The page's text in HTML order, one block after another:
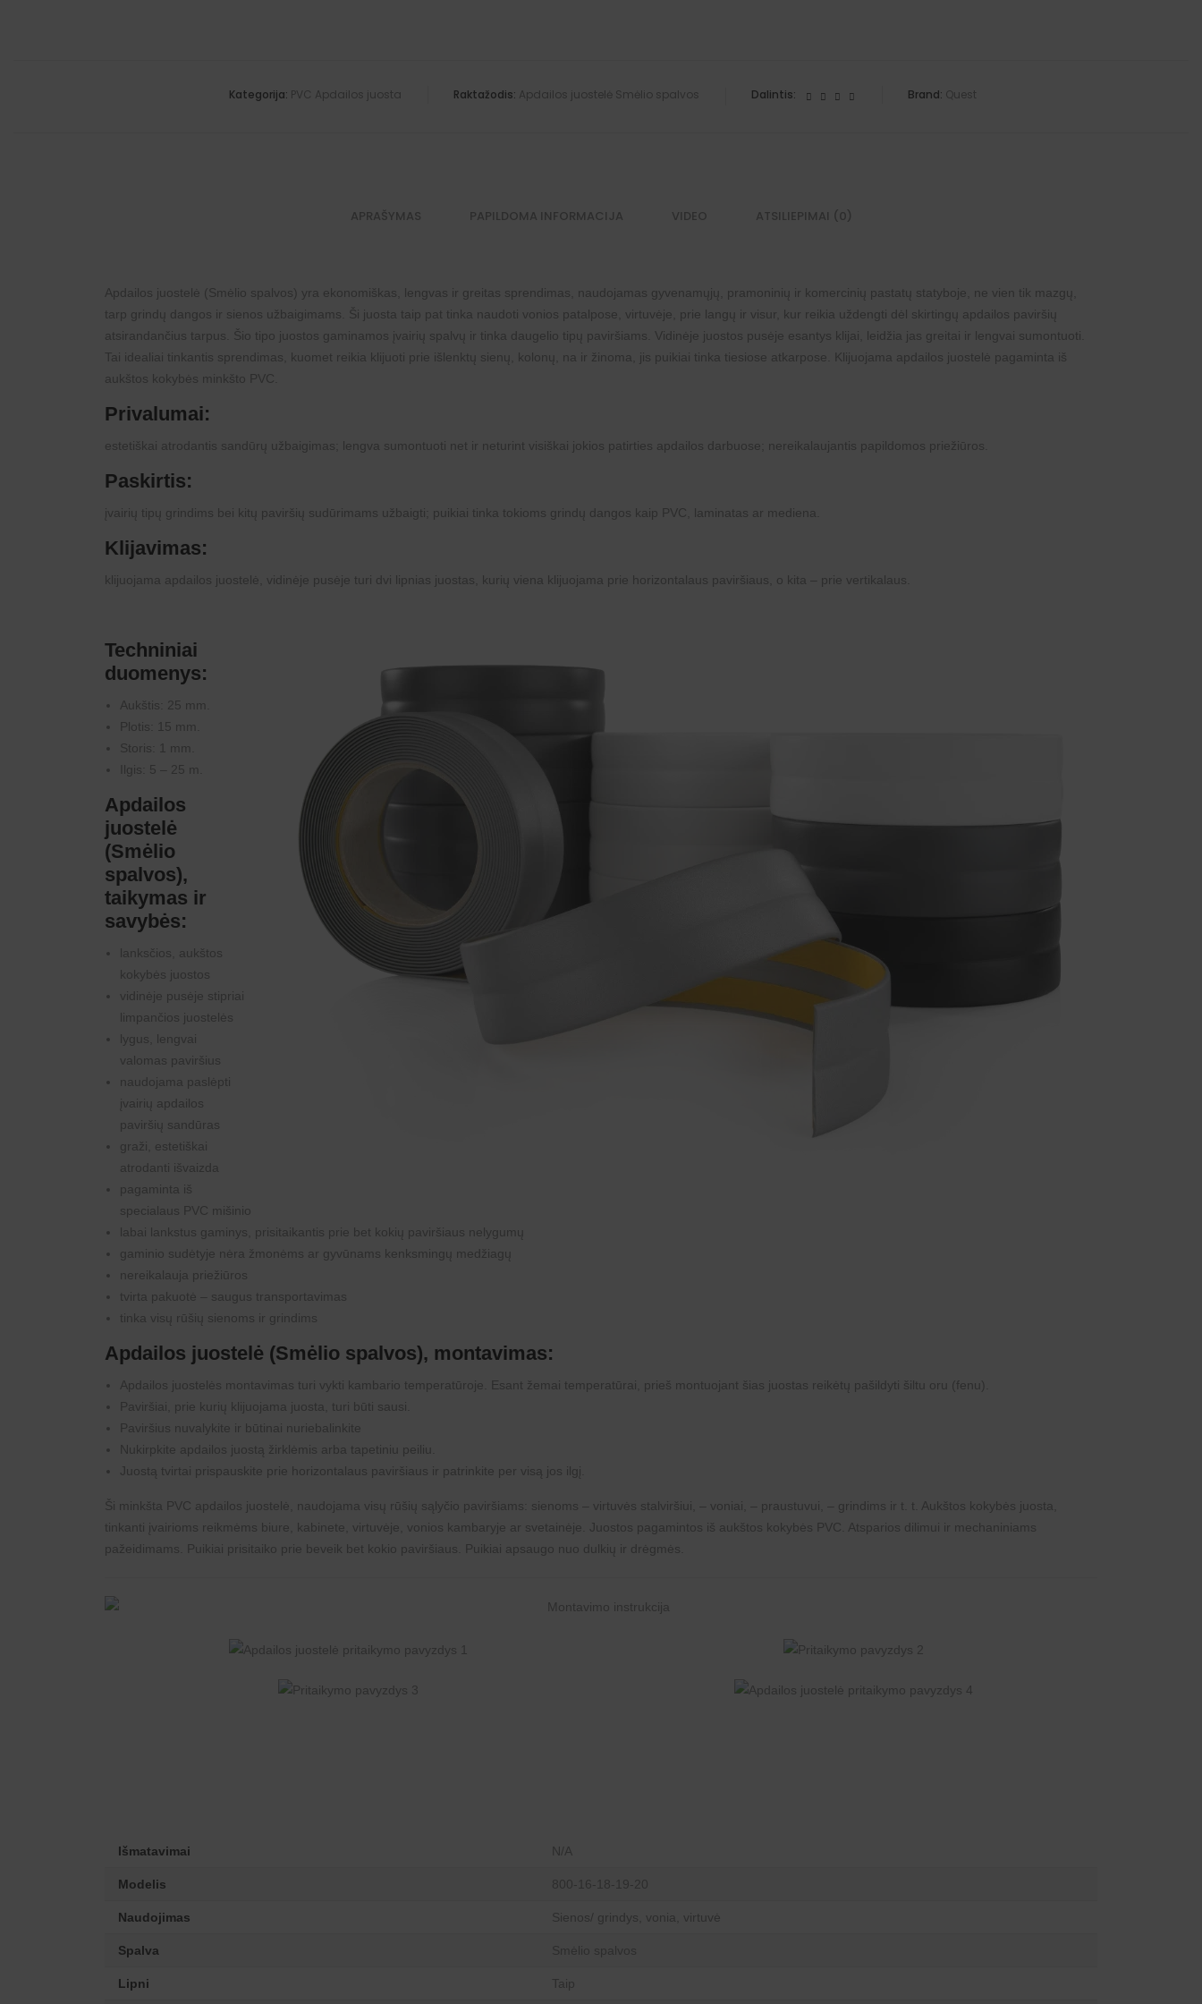
Kategorija: PVC Apdailos juosta Raktažodis: Apdailos juostelė Smėlio spalvos Dalintis: Brand: Quest
APRAŠYMAS PAPILDOMA INFORMACIJA VIDEO ATSILIEPIMAI (0)
Apdailos juostelė (Smėlio spalvos) yra ekonomiškas, lengvas ir greitas sprendimas, naudojamas gyvenamųjų, pramoninių ir komercinių pastatų statyboje, ne vien tik mazgų,
tarp grindų dangos ir sienos užbaigimams. Ši juosta taip pat tinka naudoti vonios patalpose, virtuvėje, prie langų ir visur, kur reikia uždengti dėl skirtingų apdailos paviršių
atsirandančius tarpus. Šio tipo juostos gaminamos įvairių spalvų ir tinka daugelio tipų paviršiams. Vidinėje juostos pusėje esantys klijai, leidžia jas greitai ir lengvai sumontuoti.
Tai idealiai tinkantis sprendimas, kuomet reikia klijuoti prie išlenktų sienų, kolonų, na ir žinoma, jis puikiai tinka tiesiose atkarpose. Klijuojama apdailos juostelė pagaminta iš
aukštos kokybės minkšto PVC.
Privalumai:
estetiškai atrodantis sandūrų užbaigimas; lengva sumontuoti net ir neturint visiškai jokios patirties apdailos darbuose; nereikalaujantis papildomos priežiūros.
Paskirtis:
įvairių tipų grindims bei kitų paviršių sudūrimams užbaigti; puikiai tinka tokioms grindų dangos kaip PVC, laminatas ar mediena.
Klijavimas:
klijuojama apdailos juostelė, vidinėje pusėje turi dvi lipnias juostas, kurių viena klijuojama prie horizontalaus paviršiaus, o kita – prie vertikalaus.
Techniniai
duomenys:
Aukštis: 25 mm.
Plotis: 15 mm.
Storis: 1 mm.
Ilgis: 5 – 25 m.
Apdailos
juostelė
(Smėlio
spalvos),
taikymas ir
savybės:
lanksčios, aukštos
kokybės juostos
vidinėje pusėje stipriai
limpančios juostelės
lygus, lengvai
valomas paviršius
naudojama paslėpti
įvairių apdailos
paviršių sandūras
graži, estetiškai
atrodanti išvaizda
pagaminta iš
specialaus PVC mišinio
labai lankstus gaminys, prisitaikantis prie bet kokių paviršiaus nelygumų
gaminio sudėtyje nėra žmonėms ar gyvūnams kenksmingų medžiagų
nereikalauja priežiūros
tvirta pakuotė – saugus transportavimas
tinka visų rūšių sienoms ir grindims
Apdailos juostelė (Smėlio spalvos), montavimas:
Apdailos juostelės montavimas turi vykti kambario temperatūroje. Esant žemai temperatūrai, prieš montuojant šias juostas reikėtų pašildyti šiltu oru (fenu).
Paviršiai, prie kurių klijuojama juosta, turi būti sausi.
Paviršius nuvalykite ir būtinai nuriebalinkite
Nukirpkite apdailos juostą žirklėmis arba tapetiniu peiliu.
Juostą tvirtai prispauskite prie horizontalaus paviršiaus ir patrinkite per visą jos ilgį.
Ši minkšta PVC apdailos juostelė, naudojama visų rūšių sąlyčio paviršiams: sienoms – virtuvės stalviršiui, – voniai, – praustuvui, – grindims ir t. t. Aukštos kokybės juosta,
tinkanti įvairioms reikmėms biure, kabinete, virtuvėje, vonios kambaryje ar svetainėje. Juostos pagamintos iš aukštos kokybės PVC. Atsparios dilimui ir mechaniniams
pažeidimams. Puikiai prisitaiko prie beveik bet kokio paviršiaus. Puikiai apsaugo nuo dulkių ir drėgmės.
Išmatavimai N/A
Modelis
Naudojimas Sienos/ grindys, vonia, virtuvė
Spalva
Lipni Taip